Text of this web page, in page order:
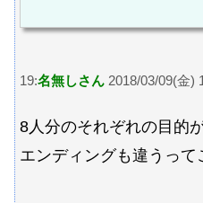
19:名無しさん 2018/03/09(金)
8人分のそれぞれの目的
エンディングも違うって